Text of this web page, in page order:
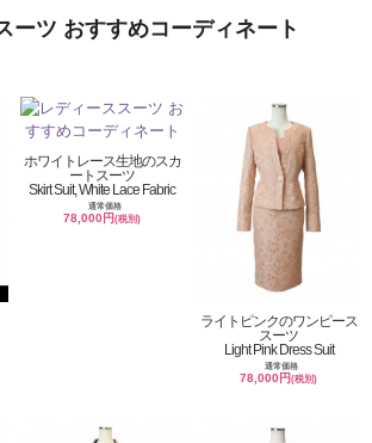
ーツ おすすめコーディネート
ホワイトレース生地のスカ
ートスーツ
Skirt Suit, White Lace Fabric
通常価格
78,000円(税別)
ライトピンクのワンピース
スーツ
Light Pink Dress Suit
通常価格
78,000円(税別)